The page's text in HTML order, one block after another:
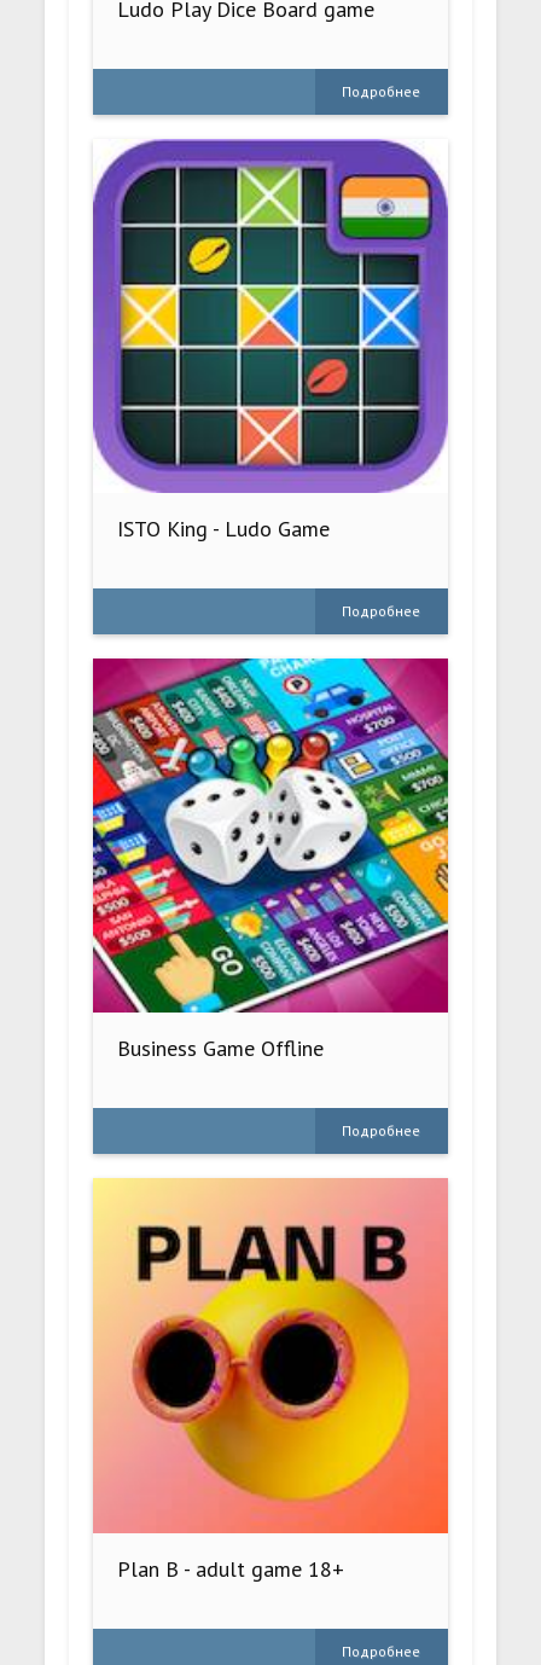
Ludo Play Dice Board game
Подробнее
ISTO King - Ludo Game
Подробнее
Business Game Offline
Подробнее
Plan B - adult game 18+
Подробнее